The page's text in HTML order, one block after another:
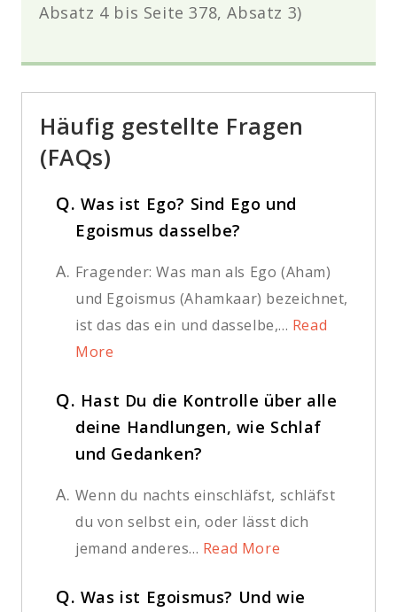
Absatz 4 bis Seite 378, Absatz 3)
Häufig gestellte Fragen
(FAQs)
Q. Was ist Ego? Sind Ego und
Egoismus dasselbe?
A. Fragender: Was man als Ego (Aham)
und Egoismus (Ahamkaar) bezeichnet,
ist das das ein und dasselbe,... Read
More
Q. Hast Du die Kontrolle über alle
deine Handlungen, wie Schlaf
und Gedanken?
A. Wenn du nachts einschläfst, schläfst
du von selbst ein, oder lässt dich
jemand anderes... Read More
Q. Was ist Egoismus? Und wie